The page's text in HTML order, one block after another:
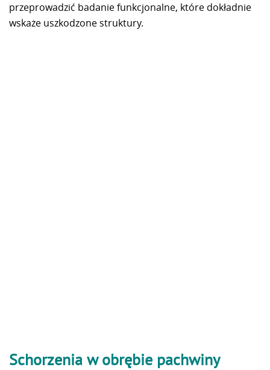
przeprowadzić badanie funkcjonalne, które dokładnie
wskaże uszkodzone struktury.
Schorzenia w obrębie pachwiny